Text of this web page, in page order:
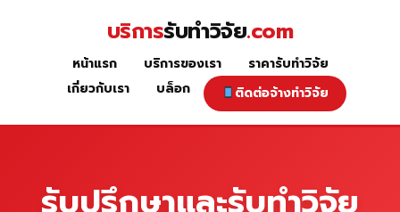
หน้าแรก
บริการรับทำวิจัย.com
หน้าแรก บริการของเรา
ราคารับทำวิจัย
เกี่ยวกับเรา
บล็อก ติดต่อจ้างทำวิจัย
รับปรึกษาและรับทำวิจัย